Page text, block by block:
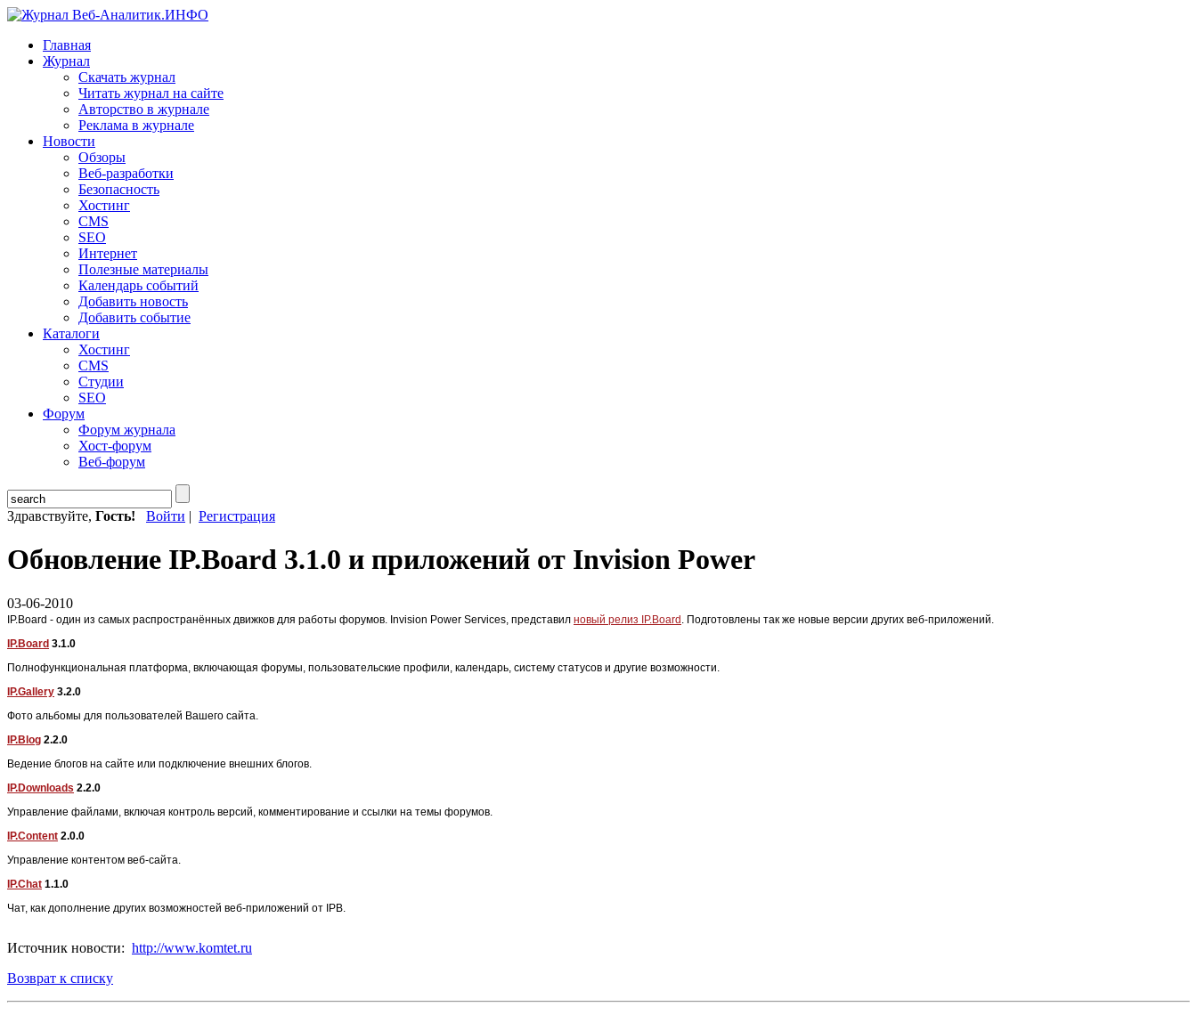
Главная
Журнал
Скачать журнал
Читать журнал на сайте
Авторство в журнале
Реклама в журнале
Новости
Обзоры
Веб-разработки
Безопасность
Хостинг
CMS
SEO
Интернет
Полезные материалы
Календарь событий
Добавить новость
Добавить событие
Каталоги
Хостинг
CMS
Студии
SEO
Форум
Форум журнала
Хост-форум
Веб-форум
Здравствуйте, Гость! Войти | Регистрация
Обновление IP.Board 3.1.0 и приложений от Invision Power
03-06-2010
IP.Board - один из самых распространённых движков для работы форумов. Invision Power Services, представил новый релиз IP.Board. Подготовлены так же новые версии других веб-приложений.
IP.Board 3.1.0
Полнофункциональная платформа, включающая форумы, пользовательские профили, календарь, систему статусов и другие возможности.
IP.Gallery 3.2.0
Фото альбомы для пользователей Вашего сайта.
IP.Blog 2.2.0
Ведение блогов на сайте или подключение внешних блогов.
IP.Downloads 2.2.0
Управление файлами, включая контроль версий, комментирование и ссылки на темы форумов.
IP.Content 2.0.0
Управление контентом веб-сайта.
IP.Chat 1.1.0
Чат, как дополнение других возможностей веб-приложений от IPB.
Источник новости: http://www.komtet.ru
Возврат к списку